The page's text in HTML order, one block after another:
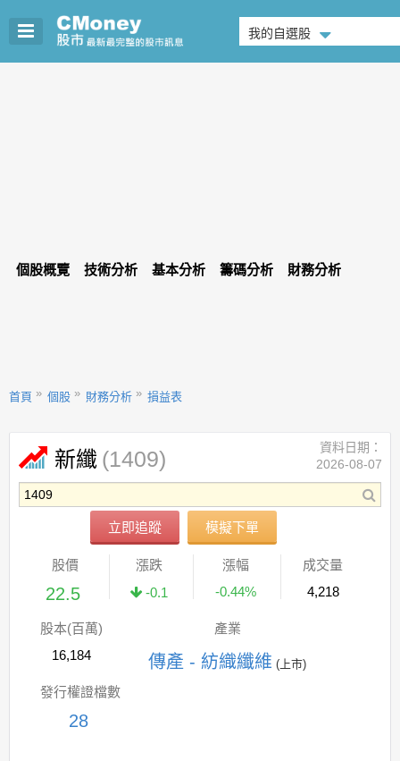
我的自選股
個股概覽 技術分析 基本分析 籌碼分析 財務分析
首頁 個股 財務分析 損益表
新纖 (1409)
立即追蹤 模擬下單
資料日期：
2026-08-07
股價
22.5
漲跌
-0.1
漲幅
-0.44%
成交量
4,218
股本(百萬)
16,184
產業
傳產 - 紡織纖維 (上市)
發行權證檔數
28